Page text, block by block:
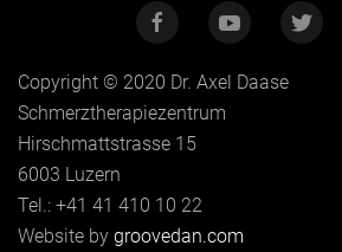
Copyright © 2020 Dr. Axel Daase
Schmerztherapiezentrum
Hirschmattstrasse 15
6003 Luzern
Tel.: +41 41 410 10 22
Website by groovedan.com